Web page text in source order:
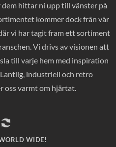
hittar ni upp till vänster på
kommer dock från vår
vi har tagit fram ett sortiment
Vi drivs av visionen att
till varje hem med inspiration
industriell och retro
oss varmt om hjärtat.
WIDE!